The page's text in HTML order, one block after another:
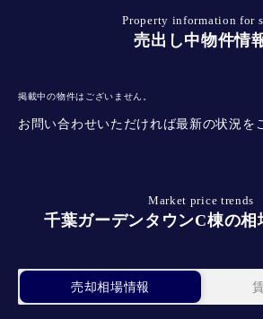
Property information for
売出し中物件情
掲載中の物件はございません。
お問い合わせいただければ最新の状況を
Market price trends
千葉ガーデンタウンC棟の相
売却相場情報